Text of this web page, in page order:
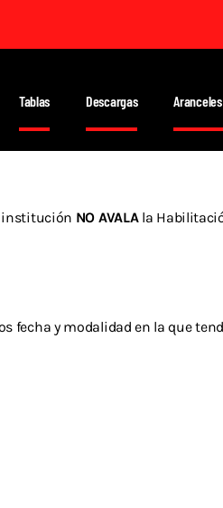
Tablas Descargas
institución NO AVALAla
fecha y modalidad en la que